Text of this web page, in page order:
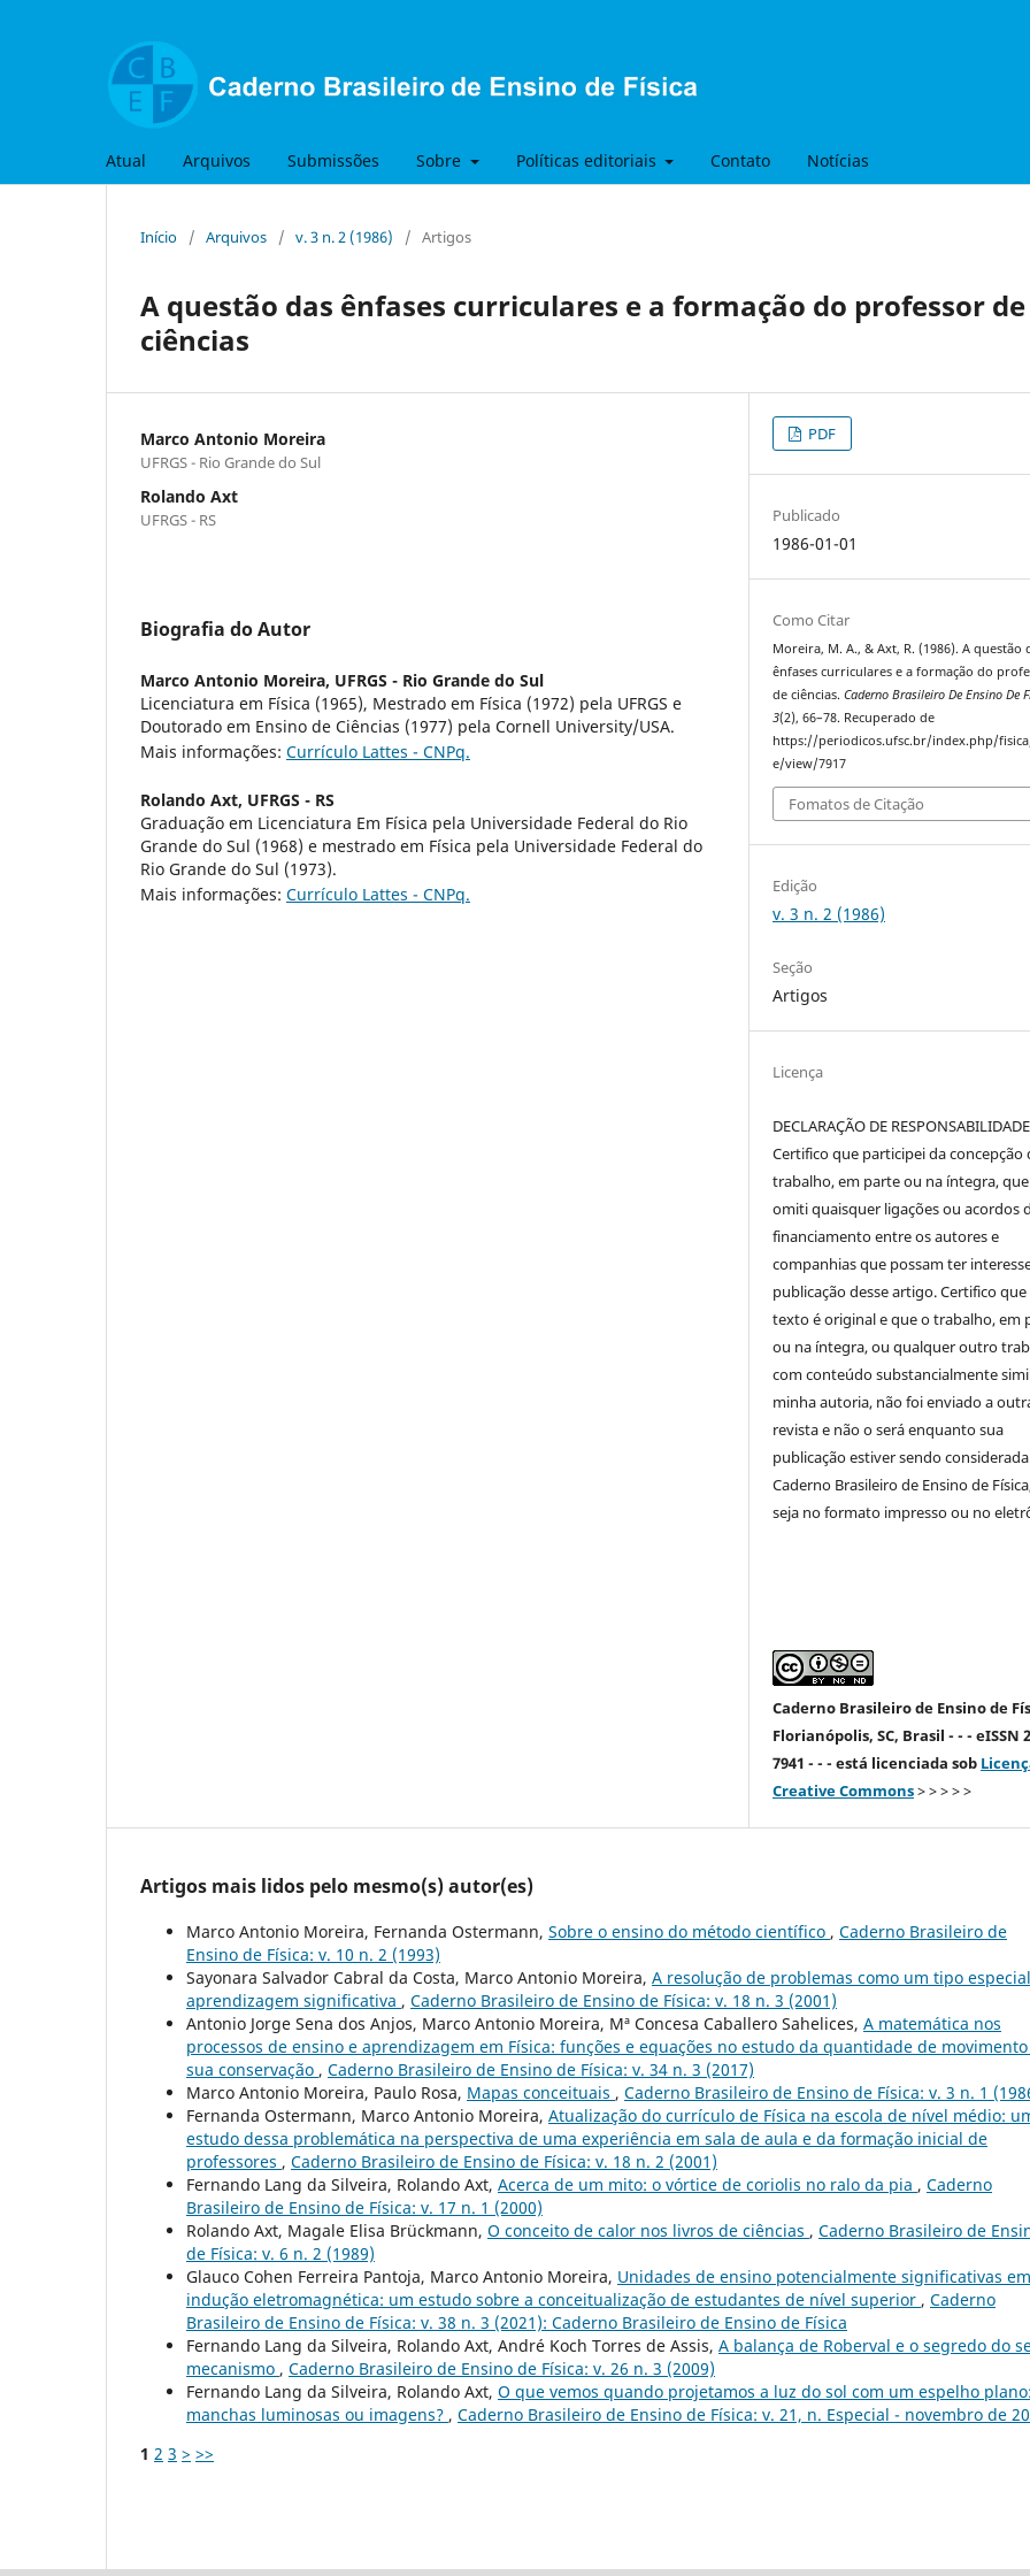
Atual Arquivos Submissões Sobre Políticas editoriais Contato Notícias
Início / Arquivos / v. 3 n. 2 (1986) / Artigos
A questão das ênfases curriculares e a formação do professor de
ciências
Marco Antonio Moreira
UFRGS - Rio Grande do Sul
Rolando Axt
UFRGS - RS
Biografia do Autor
Marco Antonio Moreira, UFRGS - Rio Grande do Sul
Licenciatura em Física (1965), Mestrado em Física (1972) pela UFRGS e
Doutorado em Ensino de Ciências (1977) pela Cornell University/USA.
Mais informações: Currículo Lattes - CNPq.
Rolando Axt, UFRGS - RS
Graduação em Licenciatura Em Física pela Universidade Federal do Rio
Grande do Sul (1968) e mestrado em Física pela Universidade Federal do
Rio Grande do Sul (1973).
Mais informações: Currículo Lattes - CNPq.
PDF
Publicado
1986-01-01
Como Citar
Moreira, M. A., & Axt, R. (1986). A questão
ênfases curriculares e a formação do
de ciências.Caderno Brasileiro De Ensino De
3(2), 66–78. Recuperado de
https://periodicos.ufsc.br/index.php/
e/view/7917
Fomatos de Citação
Edição
v. 3 n. 2 (1986)
Seção
Artigos
Licença
DECLARAÇÃO DE RESPONSABILIDADE
Certifico que participei da concepção
trabalho, em parte ou na íntegra,
omiti quaisquer ligações ou acordos
financiamento entre os autores e
companhias que possam ter
publicação desse artigo. Certifico que
texto é original e que o trabalho, em
ou na íntegra, ou qualquer outro
com conteúdo substancialmente
minha autoria, não foi enviado a
revista e não o será enquanto sua
publicação estiver sendo
Caderno Brasileiro de Ensino de
seja no formato impresso ou no
Caderno Brasileiro de Ensino de
Florianópolis, SC, Brasil - - - eISSN
7941 - - - está licenciada sob
Creative Commons> > > > >
Artigos mais lidos pelo mesmo(s) autor(es)
Marco Antonio Moreira, Fernanda Ostermann, Sobre o ensino do método científico , Caderno Brasileiro de
Ensino de Física: v. 10 n. 2 (1993)
Sayonara Salvador Cabral da Costa, Marco Antonio Moreira, A resolução de problemas como um tipo
aprendizagem significativa , Caderno Brasileiro de Ensino de Física: v. 18 n. 3 (2001)
Antonio Jorge Sena dos Anjos, Marco Antonio Moreira, Mª Concesa Caballero Sahelices, A matemática nos
processos de ensino e aprendizagem em Física: funções e equações no estudo da quantidade de
sua conservação , Caderno Brasileiro de Ensino de Física: v. 34 n. 3 (2017)
Marco Antonio Moreira, Paulo Rosa, Mapas conceituais , Caderno Brasileiro de Ensino de Física: v. 3 n. 1
Fernanda Ostermann, Marco Antonio Moreira, Atualização do currículo de Física na escola de nível médio:
estudo dessa problemática na perspectiva de uma experiência em sala de aula e da formação inicial de
professores , Caderno Brasileiro de Ensino de Física: v. 18 n. 2 (2001)
Fernando Lang da Silveira, Rolando Axt, Acerca de um mito: o vórtice de coriolis no ralo da pia , Caderno
Brasileiro de Ensino de Física: v. 17 n. 1 (2000)
Rolando Axt, Magale Elisa Brückmann, O conceito de calor nos livros de ciências , Caderno Brasileiro de
de Física: v. 6 n. 2 (1989)
Glauco Cohen Ferreira Pantoja, Marco Antonio Moreira, Unidades de ensino potencialmente significativas em
indução eletromagnética: um estudo sobre a conceitualização de estudantes de nível superior , Caderno
Brasileiro de Ensino de Física: v. 38 n. 3 (2021): Caderno Brasileiro de Ensino de Física
Fernando Lang da Silveira, Rolando Axt, André Koch Torres de Assis, A balança de Roberval e o segredo do
mecanismo , Caderno Brasileiro de Ensino de Física: v. 26 n. 3 (2009)
Fernando Lang da Silveira, Rolando Axt, O que vemos quando projetamos a luz do sol com um espelho plano:
manchas luminosas ou imagens? , Caderno Brasileiro de Ensino de Física: v. 21, n. Especial - novembro de
1 2 3 > >>